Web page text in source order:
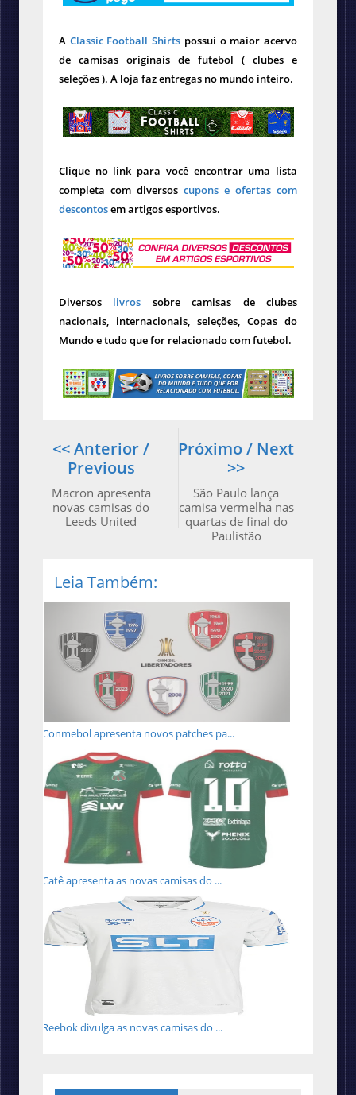
A Classic Football Shirts possui o maior acervo
de camisas originais de futebol ( clubes e
seleções ). A loja faz entregas no mundo inteiro.
Clique no link para você encontrar uma lista
completa com diversos cupons e ofertas com
descontosem artigos esportivos.
Diversos livros sobre camisas de clubes
nacionais, internacionais, seleções, Copas do
Mundo e tudo que for relacionado com futebol.
Próximo / Next
>>
São Paulo lança
camisa vermelha nas
quartas de final do
Paulistão
<< Anterior /
Previous
Macron apresenta
novas camisas do
Leeds United
Leia Também:
Conmebol apresenta novos patches pa...
Catê apresenta as novas camisas do ...
Reebok divulga as novas camisas do ...